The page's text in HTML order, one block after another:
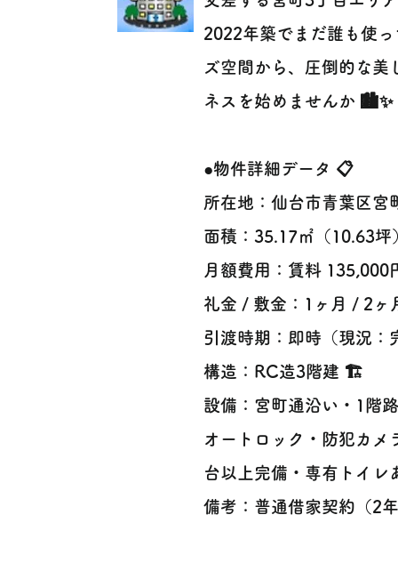
2022年築でまだ誰も使
ズ空間から、圧倒的な美
ネスを始めませんか 🏙️✨
●物件詳細データ 📋
所在地：仙台市青葉区宮
面積：35.17㎡（10.63坪
月額費用：賃料 135,000
礼金 / 敷金：1ヶ月 / 2ヶ
引渡時期：即時（現況：
構造：RC造3階建 🏗️
設備：宮町通沿い・1階
オートロック・防犯カメ
台以上完備・専有トイレ
備考：普通借家契約（2